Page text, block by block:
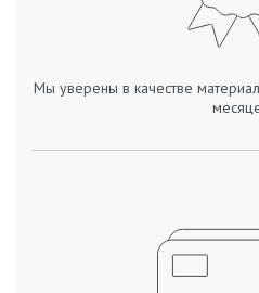
Мы уверены в качестве